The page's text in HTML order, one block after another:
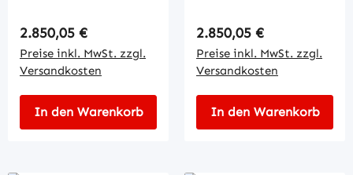
Regulärer Preis:
2.850,05 €
Preise inkl. MwSt. zzgl.
Versandkosten
In den Warenkorb
Regulärer Preis:
2.850,05 €
Preise inkl. MwSt. zzgl.
Versandkosten
In den Warenkorb